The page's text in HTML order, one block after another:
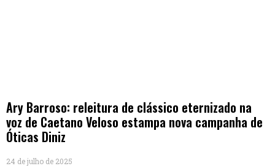
Ary Barroso: releitura de clássico eternizado na
voz de Caetano Veloso estampa nova campanha de
Óticas Diniz
24 de julho de 2025